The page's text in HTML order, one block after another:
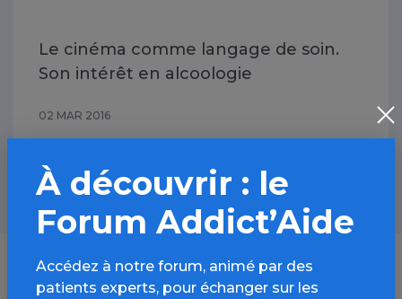
Le cinéma comme langage de soin.
Son intérêt en alcoologie
02 MAR 2016
À découvrir : le
Forum Addict’Aide
Accédez à notre forum, animé par des
patients experts, pour échanger sur les